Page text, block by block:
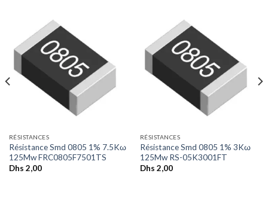
RÉSISTANCES
Résistance Smd 0805 1% 7.5Kω
125Mw FRC0805F7501TS
Dhs 2,00
RÉSISTANCES
Résistance Smd 0805 1% 3Kω
125Mw RS-05K3001FT
Dhs 2,00